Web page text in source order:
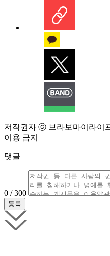
저작권자 ⓒ 브라보마이라이
이용 금지
댓글
0 / 300